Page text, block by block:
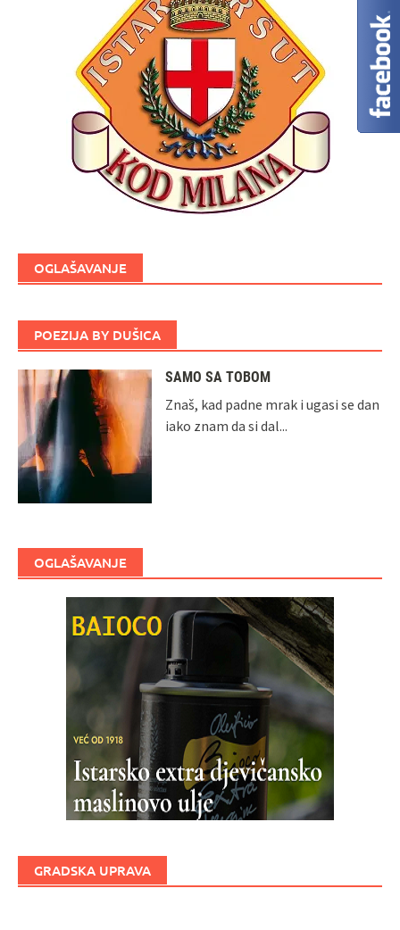
OGLAŠAVANJE
POEZIJA BY DUŠICA
SAMO SA TOBOM
Znaš, kad padne mrak i ugasi se dan
iako znam da si dal...
OGLAŠAVANJE
GRADSKA UPRAVA